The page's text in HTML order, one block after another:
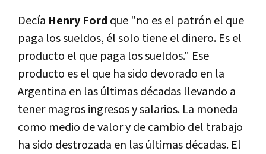
Decía Henry Ford que "no es el patrón el que
paga los sueldos, él solo tiene el dinero. Es el
producto el que paga los sueldos." Ese
producto es el que ha sido devorado en la
Argentina en las últimas décadas llevando a
tener magros ingresos y salarios. La moneda
como medio de valor y de cambio del trabajo
ha sido destrozada en las últimas décadas. El